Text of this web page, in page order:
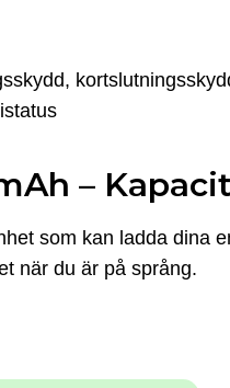
–
som kan ladda dina
när du är på språng.